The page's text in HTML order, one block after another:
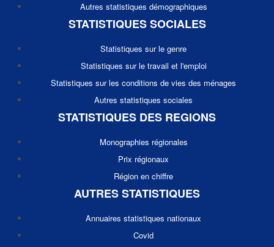
Autres statistiques démographiques
STATISTIQUES SOCIALES
Statistiques sur le genre
Statistiques sur le travail et l'emploi
Statistiques sur les conditions de vies des ménages
Autres statistiques sociales
STATISTIQUES DES REGIONS
Monographies régionales
Prix régionaux
Région en chiffre
AUTRES STATISTIQUES
Annuaires statistiques nationaux
Covid